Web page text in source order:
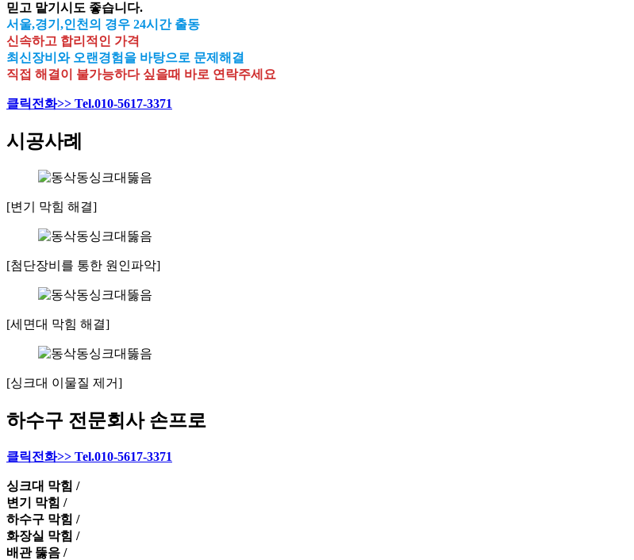
믿고 맡기시도 좋습니다.
서울,경기,인천의 경우 24시간 출동
신속하고 합리적인 가격
최신장비와 오랜경험을 바탕으로 문제해결
직접 해결이 불가능하다 싶을때 바로 연락주세요
클릭전화>> Tel.010-5617-3371
시공사례
[변기 막힘 해결]
[첨단장비를 통한 원인파악]
[세면대 막힘 해결]
[싱크대 이물질 제거]
하수구 전문회사 손프로
클릭전화>> Tel.010-5617-3371
싱크대 막힘 /
변기 막힘 /
하수구 막힘 /
화장실 막힘 /
배관 뚫음 /